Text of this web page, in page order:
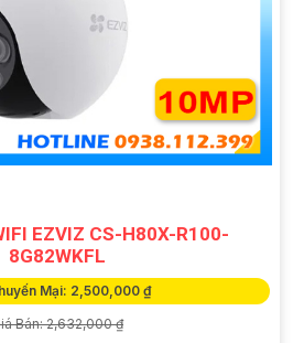
EZVIZ CS-H80X-R100-
8G82WKFL
Mại: 2,500,000 ₫
Bán: 2,632,000 ₫